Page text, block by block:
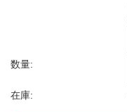
数量:
在庫: